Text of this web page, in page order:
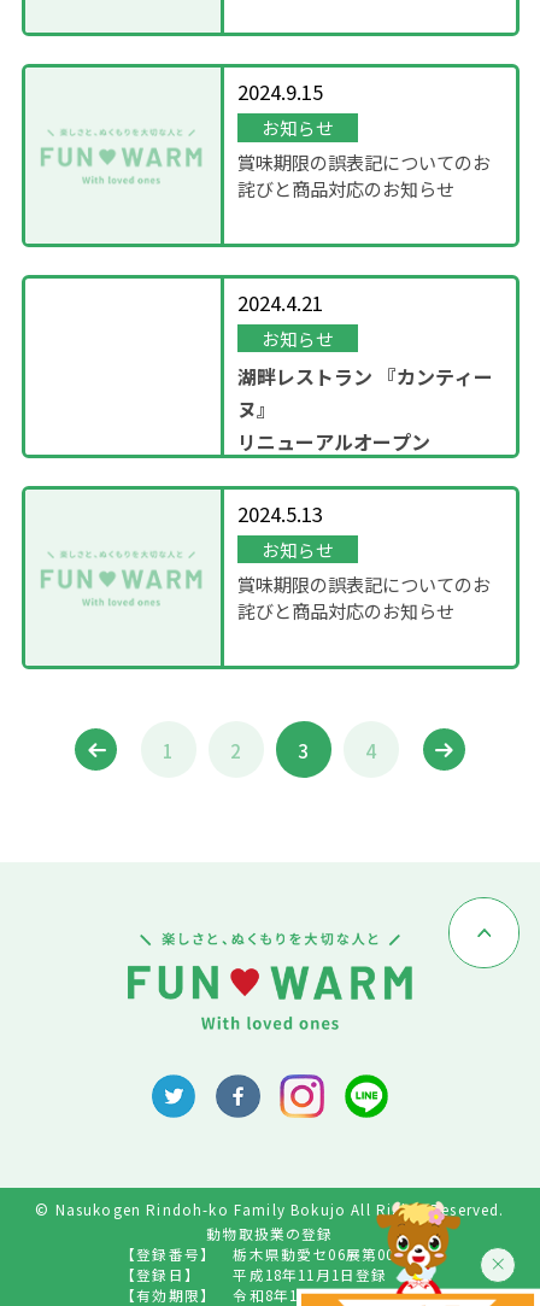
2024.9.15
お知らせ
賞味期限の誤表記についてのお
詫びと商品対応のお知らせ
2024.4.21
お知らせ
湖畔レストラン 『カンティー
ヌ』
リニューアルオープン
2024.5.13
お知らせ
賞味期限の誤表記についてのお
詫びと商品対応のお知らせ
1 2 3 4
© Nasukogen Rindoh-ko Family Bokujo All Rights Reserved.
動物取扱業の登録
【登録番号】
栃木県動愛セ06展第009号
【登録日】
平成18年11月1日登録
【有効期限】
令和8年10月31日